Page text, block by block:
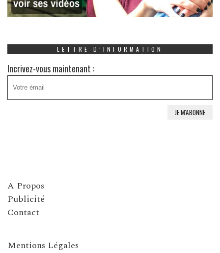
LETTRE D’INFORMATION
Incrivez-vous maintenant :
A Propos
Publicité
Contact
Mentions Légales